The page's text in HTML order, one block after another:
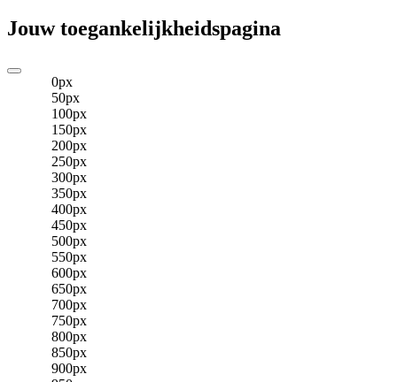
Jouw toegankelijkheidspagina
0px
50px
100px
150px
200px
250px
300px
350px
400px
450px
500px
550px
600px
650px
700px
750px
800px
850px
900px